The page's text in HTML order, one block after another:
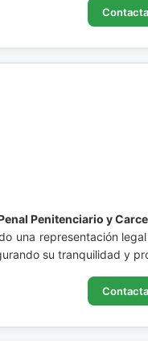
Penitenciario y
una representación
su tranquilidad y